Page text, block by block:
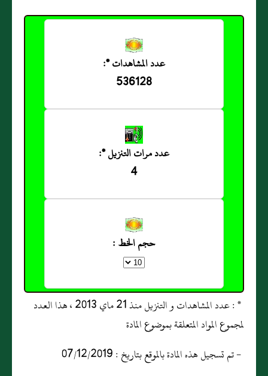
عدد المشاهدات *:
536128
عدد مرات التنزيل *:
4
حجم الخط :
* : عدد المشاهدات و التنزيل منذ 21 ماي 2013 ، هذا العدد
لمجموع المواد المتعلقة بموضوع المادة
- تم تسجيل هذه المادة بالموقع بتاريخ : 07/12/2019